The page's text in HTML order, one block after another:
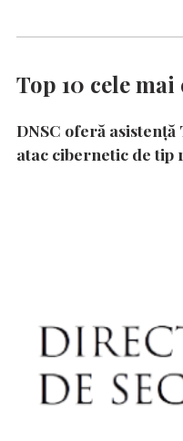
Top 10 cele
DNSC oferă
atac cibernetic de tip